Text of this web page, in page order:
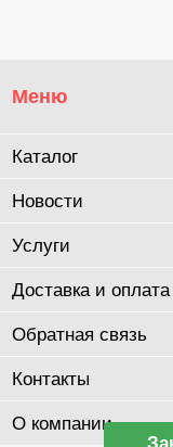
Меню
Каталог
Новости
Услуги
Доставка и оплата
Обратная связь
Контакты
О компании